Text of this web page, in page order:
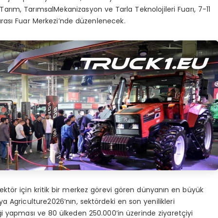
ım, TarımsalMekanizasyon ve Tarla Teknolojileri Fuarı, 7-11
ıFuar Merkezi’nde düzenlenecek.
ör için kritik bir merkez görevi gören dünyanın en büyük
Agriculture2026’nın, sektördeki en son yenilikleri
i yapması ve 80 ülkeden 250.000’in üzerinde ziyaretçiyi